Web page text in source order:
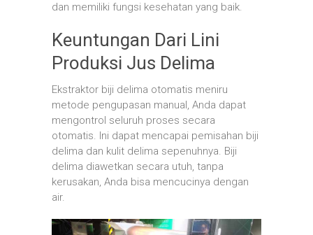
dan memiliki fungsi kesehatan yang baik.
Keuntungan Dari Lini
Produksi Jus Delima
Ekstraktor biji delima otomatis meniru
metode pengupasan manual, Anda dapat
mengontrol seluruh proses secara
otomatis. Ini dapat mencapai pemisahan biji
delima dan kulit delima sepenuhnya. Biji
delima diawetkan secara utuh, tanpa
kerusakan, Anda bisa mencucinya dengan
air.